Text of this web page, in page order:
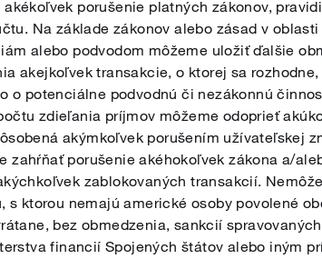
porušenie platných zákonov,
Na základe zákonov alebo zásad v
alebo podvodom môžeme uložiť ďalšie
akejkoľvek transakcie, o ktorej sa
o potenciálne podvodnú či nezákonnú
zdieľania príjmov môžeme odoprieť
akýmkoľvek porušením užívateľskej
zahŕňať porušenie akéhokoľvek zákona a/
zablokovaných transakcií.
s ktorou nemajú americké osoby povolené
bez obmedzenia, sankcií
financií Spojených štátov alebo iným